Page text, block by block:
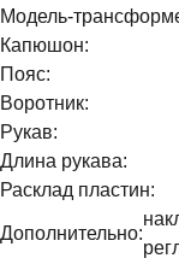
Модель-
Капюшон:
Пояс:
Воротник:
Рукав:
Длина рукава:
Расклад пластин:
Дополнительно: